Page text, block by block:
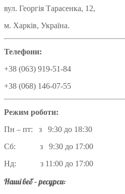
вул. Георгія Тарасенка, 12,
м. Харків, Україна.
Телефони:
+38 (063) 919-51-84
+38 (068) 146-07-55
Режим роботи:
Пн – пт: з 9:30 до 18:30
Сб: з 9:30 до 17:00
Нд: з 11:00 до 17:00
Наші веб – ресурси: